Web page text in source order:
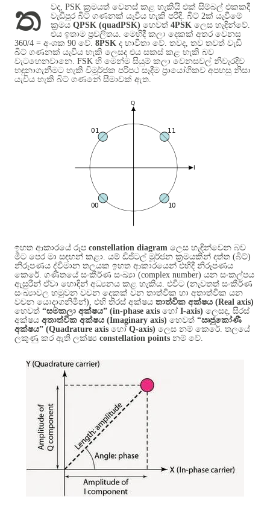
ත වද, PSK ක්‍රමයත් වෙනස් කළ හැකියි එක් සිම්බල් එකකදී
වැඩිපුර බිට් ගණනක් යැවිය හැකි පරිදි. බිට් 2ක් යැවීමේ
ක්‍රමය QPSK (quadPSK) හෙවත් 4PSK ලෙස හැඳින්වේ.
එය ඉතාම ප්‍රචලිතය. මෙහිදී කලා දෙකක් අතර වෙනස
360/4 = අංශක 90 වේ. 8PSK ද භාවිතා වේ. තවද, තව තවත් වැඩි
බිට් ගණනක් යැවිය හැකි ලෙසද එය සකස් කළ හැකි බව
වැටහෙනවානෙ. FSK හි මෙන්ම සියුම් කලා වෙනසවල් නිවැරදිව
හඳුනාගැනීමට හැකි විමූර්ජක පරිපථ සෑදීම ප්‍රායෝගිකව අපහසු නිසා
යැවිය හැකි බිට් ගණනේ සීමාවක් ඇත.
ඉහත ආකාරයේ රූප constellation diagram ලෙස හැඳින්වෙන බව
මීට පෙර මා සඳහන් කළා. යම් ඩිජිටල් මූර්ජන ක්‍රමයකින් දත්ත (බිට්)
නිරූපණය ද්විමාන තලයක ඉහත ආකාරයෙන් එහිදී නිරූපණය
කෙරේ. ගණිතයේ සංකීර්ණ සංඛ්‍යා (complex number) යන සංකල්පය
ඇසුරින් ඒවා හොඳින් අධ්‍යනය කළ හැකිය. එවිට (නැවතත් සංකීර්ණ
සංඛ්‍යාවල හමුවන වචන දෙකක් වන තාත්වික හා අතාත්වික යන
වචන යොදාගනිමින්), එහි තිරස් අක්ෂය තාත්වික අක්ෂය (Real axis)
හෙවත් “සමකලා අක්ෂය” (in-phase axis හෝ I-axis) ලෙසද, සිරස්
අක්ෂය අතාත්වික අක්ෂය (Imaginary axis) හෙවත් “ඍජුකෝණී
අක්ෂය” (Quadrature axis හෝ Q-axis) ලෙස නම් කෙරේ. තලයේ
ලකුණු කර ඇති ලක්ෂ්‍ය constellation points නම් වේ.